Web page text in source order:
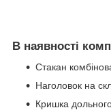
В наявності
Стакан
Наголовок на
Кришка